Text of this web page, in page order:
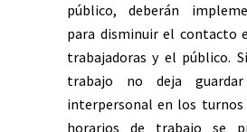
público, deberán
para disminuir el contacto
trabajadoras y el público.
trabajo no deja
interpersonal en los turnos
horarios de trabajo se